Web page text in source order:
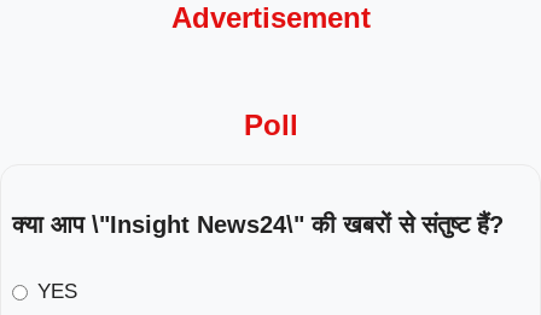
Advertisement
Poll
क्या आप \"Insight News24\" की खबरों से संतुष्ट हैं?
YES